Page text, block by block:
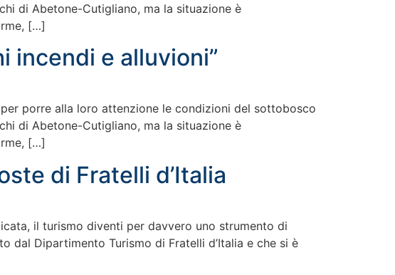
di Abetone-Cutigliano, ma la situazione è
[…]
incendi e alluvioni”
porre alla loro attenzione le condizioni del sottobosco
di Abetone-Cutigliano, ma la situazione è
[…]
di Fratelli d’Italia
il turismo diventi per davvero uno strumento di
dal Dipartimento Turismo di Fratelli d’Italia e che si è